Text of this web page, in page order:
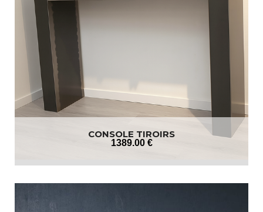
CONSOLE TIROIRS
1389.00 €